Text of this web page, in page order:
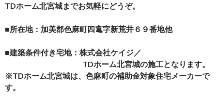
TDホーム北宮城までお気軽にどうぞ。
■所在地：加美郡色麻町四竃字新荒井６９番地他
■建築条件付き宅地：株式会社ケイジ／
TDホーム北宮城の施工となります。
※TDホーム北宮城は、色麻町の補助金対象住宅メーカーで
す。